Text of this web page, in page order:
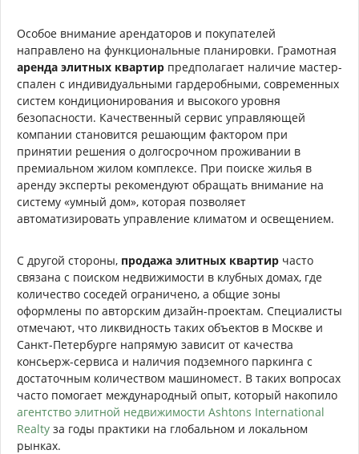
Особое внимание арендаторов и покупателей
направлено на функциональные планировки. Грамотная
аренда элитных квартир предполагает наличие мастер-
спален с индивидуальными гардеробными, современных
систем кондиционирования и высокого уровня
безопасности. Качественный сервис управляющей
компании становится решающим фактором при
принятии решения о долгосрочном проживании в
премиальном жилом комплексе. При поиске жилья в
аренду эксперты рекомендуют обращать внимание на
систему «умный дом», которая позволяет
автоматизировать управление климатом и освещением.
С другой стороны, продажа элитных квартир часто
связана с поиском недвижимости в клубных домах, где
количество соседей ограничено, а общие зоны
оформлены по авторским дизайн-проектам. Специалисты
отмечают, что ликвидность таких объектов в Москве и
Санкт-Петербурге напрямую зависит от качества
консьерж-сервиса и наличия подземного паркинга с
достаточным количеством машиномест. В таких вопросах
часто помогает международный опыт, который накопило
агентство элитной недвижимости Ashtons International
Realty за годы практики на глобальном и локальном
рынках.